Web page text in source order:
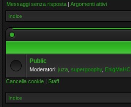
Messaggi senza risposta | Argomenti attivi
Indice
Public
Moderatori: juza supergoophy, EnigMaHC
Cancella cookie | Staff
Indice